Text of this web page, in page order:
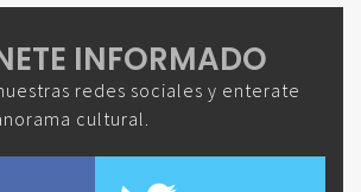
INFORMADO
redes sociales y enterate
cultural.